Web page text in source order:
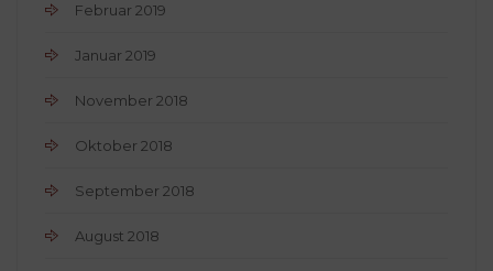
Februar 2019
Januar 2019
November 2018
Oktober 2018
September 2018
August 2018